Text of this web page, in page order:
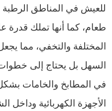
للعيش في المناطق الرطبة
طعام، كما أنها تملك قدرة
المختلفة والتخفي، مما
السهل بل يحتاج إلى
في المطابخ والخامات
الأجهزة الكهربائية وداخل